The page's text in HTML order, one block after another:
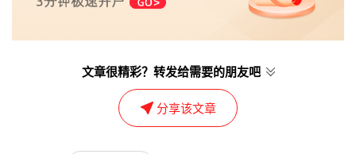
文章很精彩？转发给需要的朋友吧
分享该文章